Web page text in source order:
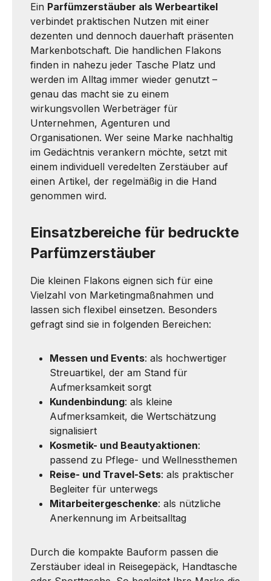
Ein Parfümzerstäuber als Werbeartikel
verbindet praktischen Nutzen mit einer
dezenten und dennoch dauerhaft präsenten
Markenbotschaft. Die handlichen Flakons
finden in nahezu jeder Tasche Platz und
werden im Alltag immer wieder genutzt –
genau das macht sie zu einem
wirkungsvollen Werbeträger für
Unternehmen, Agenturen und
Organisationen. Wer seine Marke nachhaltig
im Gedächtnis verankern möchte, setzt mit
einem individuell veredelten Zerstäuber auf
einen Artikel, der regelmäßig in die Hand
genommen wird.
Einsatzbereiche für bedruckte
Parfümzerstäuber
Die kleinen Flakons eignen sich für eine
Vielzahl von Marketingmaßnahmen und
lassen sich flexibel einsetzen. Besonders
gefragt sind sie in folgenden Bereichen:
Messen und Events: als hochwertiger
Streuartikel, der am Stand für
Aufmerksamkeit sorgt
Kundenbindung: als kleine
Aufmerksamkeit, die Wertschätzung
signalisiert
Kosmetik- und Beautyaktionen:
passend zu Pflege- und Wellnessthemen
Reise- und Travel-Sets: als praktischer
Begleiter für unterwegs
Mitarbeitergeschenke: als nützliche
Anerkennung im Arbeitsalltag
Durch die kompakte Bauform passen die
Zerstäuber ideal in Reisegepäck, Handtasche